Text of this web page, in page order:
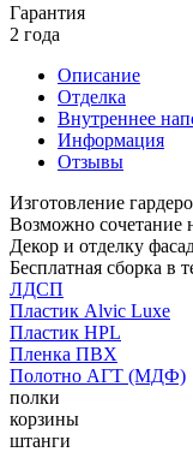
Гарантия
2 года
Описание
Отделка
Внутреннее
Информация
Отзывы
Изготовление
Возможно сочетание
Декор и отделку
Бесплатная сборка в
ЛДСП
Пластик Alvic Luxe
Пластик HPL
Пленка ПВХ
Полотно АГТ (МДФ)
полки
корзины
штанги